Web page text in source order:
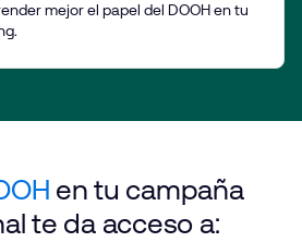
mejor el papel del DOOH en tu
en tu campaña
te da acceso a: